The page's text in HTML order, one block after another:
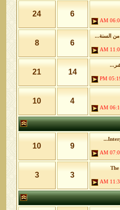
06:08
6
24
السنة...
11:03
6
8
شر...
05:19
14
21
06:10
4
10
07:02
9
10
11:33
3
3